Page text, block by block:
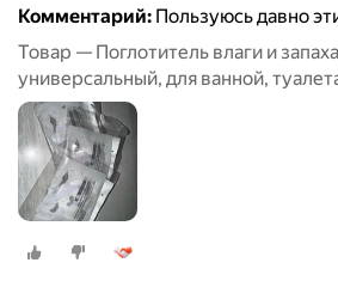
Комментарий: Пользуюсь давно
Товар — Поглотитель влаги и
универсальный, для ванной,
набор 6 штук